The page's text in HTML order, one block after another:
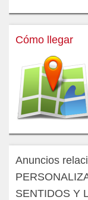
Cómo llegar
Anuncios
SENTIDOS Y